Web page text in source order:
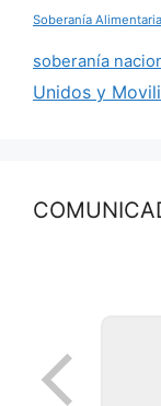
Soberanía Alimentaria
soberanía
Unidos y